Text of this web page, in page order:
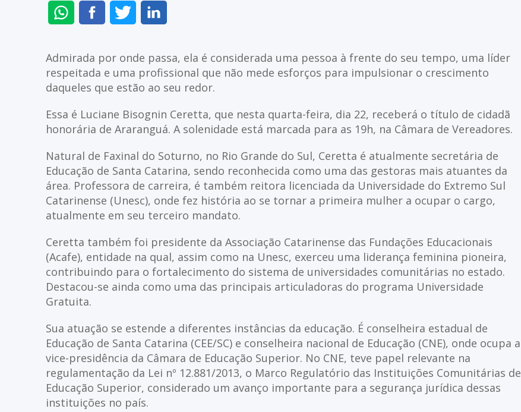
ENVIAR
NO
COMPARTILHAR
NO
COMPARTILHAR
NO
Admirada por onde passa, ela é considerada uma pessoa à frente do seu tempo, uma líder
respeitada e uma profissional que não mede esforços para impulsionar o crescimento
daqueles que estão ao seu redor.
Essa é Luciane Bisognin Ceretta, que nesta quarta-feira, dia 22, receberá o título de cidadã
honorária de Araranguá. A solenidade está marcada para as 19h, na Câmara de Vereadores.
Natural de Faxinal do Soturno, no Rio Grande do Sul, Ceretta é atualmente secretária de
Educação de Santa Catarina, sendo reconhecida como uma das gestoras mais atuantes da
área. Professora de carreira, é também reitora licenciada da Universidade do Extremo Sul
Catarinense (Unesc), onde fez história ao se tornar a primeira mulher a ocupar o cargo,
atualmente em seu terceiro mandato.
Ceretta também foi presidente da Associação Catarinense das Fundações Educacionais
(Acafe), entidade na qual, assim como na Unesc, exerceu uma liderança feminina pioneira,
contribuindo para o fortalecimento do sistema de universidades comunitárias no estado.
Destacou-se ainda como uma das principais articuladoras do programa Universidade
Gratuita.
Sua atuação se estende a diferentes instâncias da educação. É conselheira estadual de
Educação de Santa Catarina (CEE/SC) e conselheira nacional de Educação (CNE), onde ocupa a
vice-presidência da Câmara de Educação Superior. No CNE, teve papel relevante na
regulamentação da Lei nº 12.881/2013, o Marco Regulatório das Instituições Comunitárias de
Educação Superior, considerado um avanço importante para a segurança jurídica dessas
instituições no país.